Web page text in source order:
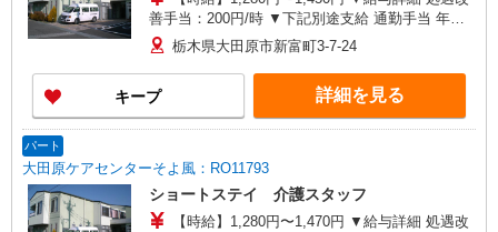
善手当：200円/時 ▼下記別途支給 通勤手当 年末
年始手当：380円/時 寸志あり：年2回（6月・12
月） ※業績による ※処遇改善手当は試用期間中(3
ヶ月)は支給なし
栃木県大田原市新富町3-7-24
キープ 詳細を見る
パート
大田原ケアセンターそよ風：RO11793
ショートステイ 介護スタッフ
【時給】1,280円〜1,470円 ▼給与詳細 処遇改